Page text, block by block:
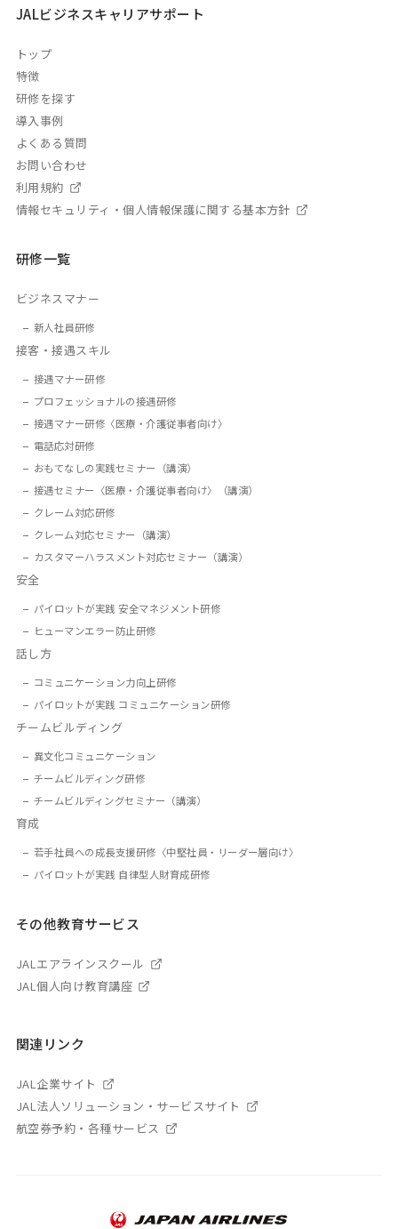
JALビジネスキャリアサポート
トップ
特徴
研修を探す
導入事例
よくある質問
お問い合わせ
利用規約
情報セキュリティ・個人情報保護に関する基本方針
研修一覧
ビジネスマナー
新人社員研修
接客・接遇スキル
接遇マナー研修
プロフェッショナルの接遇研修
接遇マナー研修〈医療・介護従事者向け〉
電話応対研修
おもてなしの実践セミナー（講演）
接遇セミナー〈医療・介護従事者向け〉（講演）
クレーム対応研修
クレーム対応セミナー（講演）
カスタマーハラスメント対応セミナー（講演）
安全
パイロットが実践 安全マネジメント研修
ヒューマンエラー防止研修
話し方
コミュニケーション力向上研修
パイロットが実践 コミュニケーション研修
チームビルディング
異文化コミュニケーション
チームビルディング研修
チームビルディングセミナー（講演）
育成
若手社員への成長支援研修〈中堅社員・リーダー層向け〉
パイロットが実践 自律型人財育成研修
その他教育サービス
JALエアラインスクール
JAL個人向け教育講座
関連リンク
JAL企業サイト
JAL法人ソリューション・サービスサイト
航空券予約・各種サービス